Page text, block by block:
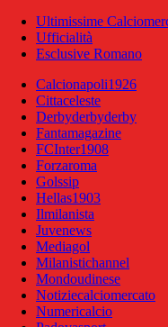
Ultimissime
Ufficialità
Esclusive Romano
Calcionapoli1926
Cittaceleste
Derbyderbyderby
Fantamagazine
FCInter1908
Forzaroma
Golssip
Hellas1903
Ilmilanista
Juvenews
Mediagol
Milanistichannel
Mondoudinese
Notiziecalciomercato
Numericalcio